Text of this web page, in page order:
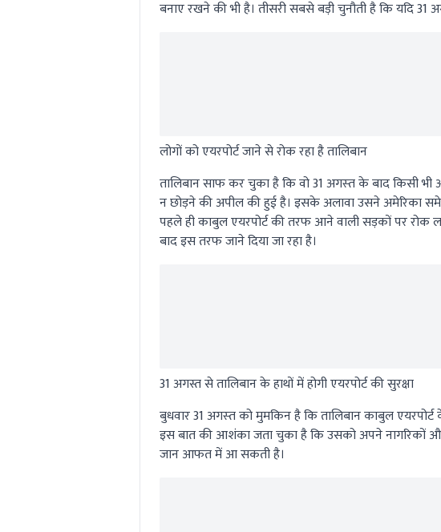
बनाए रखने की भी है। तीसरी सबसे बड़ी चुनौती है कि यदि 31
लोगों को एयरपोर्ट जाने से रोक रहा है तालिबान
तालिबान साफ कर चुका है कि वो 31 अगस्‍त के बाद किसी
न छोड़ने की अपील की हुई है। इसके अलावा उसने अमेरिका
पहले ही काबुल एयरपोर्ट की तरफ आने वाली सड़कों पर रोक
बाद इस तरफ जाने दिया जा रहा है।
31 अगस्त से तालिबान के हाथों में होगी एयरपोर्ट की सुरक्षा
बुधवार 31 अगस्‍त को मुमकिन है कि तालिबान काबुल
इस बात की आशंका जता चुका है कि उसको अपने नागरिकों
जान आफत में आ सकती है।